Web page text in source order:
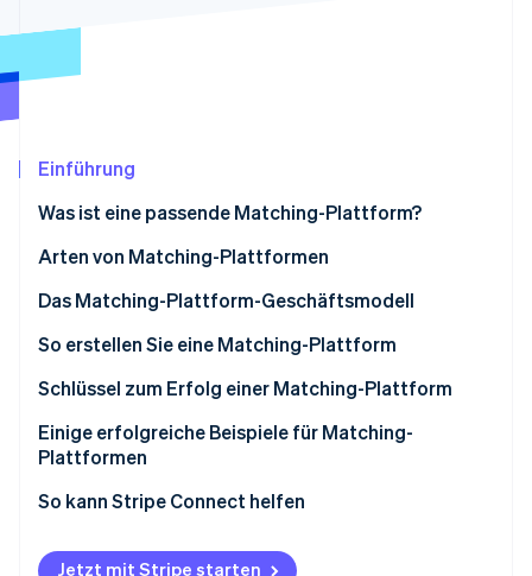
Identity
Online-Identitätsprüfung
Erfahren Sie, wie Stripe Lösungen für die
Einführung
Was ist eine passende Matching-Plattform?
Arten von Matching-Plattformen
Das Matching-Plattform-Geschäftsmodell
Einkommen durch Gebühren
Gebühren für Eintragung und Store-Eröffnung
Umsatz mit Anzeigen
Umsatz mit Datennutzung und zugehörigen
Dienstleistungen
So erstellen Sie eine Matching-Plattform
Schlüssel zum Erfolg einer Matching-Plattform
Gleichgewicht von Angebot und Nachfrage
Diversifizierung der Zahlungsmethoden
Einige erfolgreiche Beispiele für Matching-
Plattformen
Coconala
BizReach
So kann Stripe Connect helfen
Jetzt mit Stripe starten